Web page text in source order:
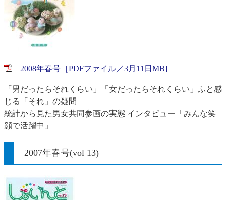
2008年春号［PDFファイル／3月11日MB]
「男だったらそれくらい」「女だったらそれくらい」ふと感
じる「それ」の疑問
統計から見た男女共同参画の実態 インタビュー「みんな笑
顔で活躍中」
2007年春号(vol 13)